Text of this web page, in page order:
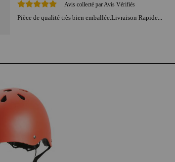
Avis collecté par Avis Vérifiés
Pièce de qualité très bien emballée.Livraison Rapide...